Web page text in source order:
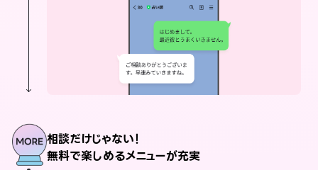
相談だけじゃない！
無料で楽しめるメニューが充実